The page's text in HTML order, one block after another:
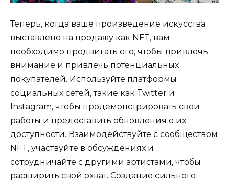
Теперь, когда ваше произведение искусства
выставлено на продажу как NFT, вам
необходимо продвигать его, чтобы привлечь
внимание и привлечь потенциальных
покупателей. Используйте платформы
социальных сетей, такие как Twitter и
Instagram, чтобы продемонстрировать свои
работы и предоставить обновления о их
доступности. Взаимодействуйте с сообществом
NFT, участвуйте в обсуждениях и
сотрудничайте с другими артистами, чтобы
расширить свой охват. Создание сильного